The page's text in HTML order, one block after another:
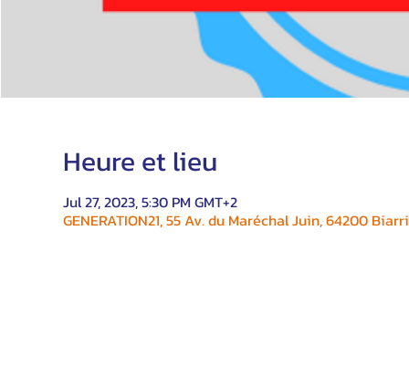
Heure et lieu
Jul 27, 2023, 5:30 PM GMT+2
GENERATION21, 55 Av. du Maréchal Juin, 64200